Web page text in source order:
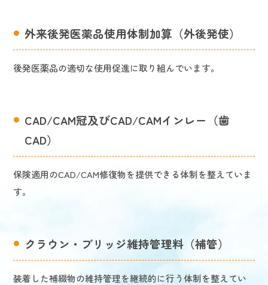
外来後発医薬品使用体制加算（外後発使）
後発医薬品の適切な使用促進に取り組んでいます。
CAD/CAM冠及びCAD/CAMインレー（歯
CAD）
保険適用のCAD/CAM修復物を提供できる体制を整えていま
す。
クラウン・ブリッジ維持管理料（補管）
装着した補綴物の維持管理を継続的に行う体制を整えてい